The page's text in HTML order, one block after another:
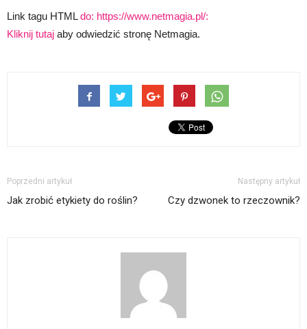
Link tagu HTMLdo: https://www.netmagia.pl/:
Kliknij tutaj aby odwiedzić stronę Netmagia.
Poprzedni artykuł
Jak zrobić etykiety do roślin?
Następny artykuł
Czy dzwonek to rzeczownik?